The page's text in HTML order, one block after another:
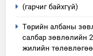
(гарчиг байхгүй)
Төрийн албаны
салбар зөвлөлийн
жилийн төлөвлөгөө